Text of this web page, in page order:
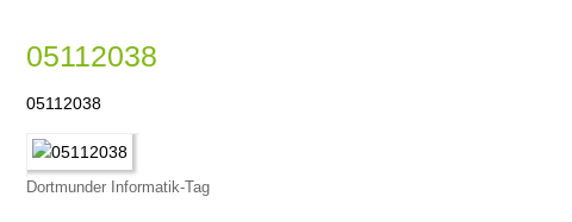
05112038
05112038
Dortmunder Informatik-Tag